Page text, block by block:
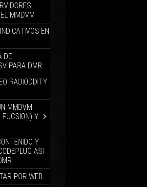
MMDVM
EN
DE
PARA DMR
RADIODDITY
MMDVM
Y
Y
ASI
POR WEB